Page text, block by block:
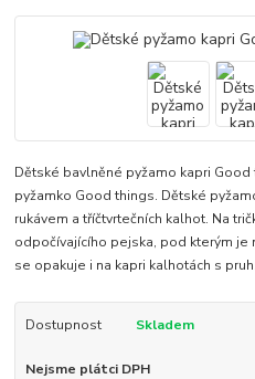
Dětské bavlněné pyžamo kapri
pyžamko Good things. Dětské
rukávem a tříčtvrtečních kalhot. Na
odpočívajícího pejska, pod kterým
se opakuje i na kapri kalhotách s
Dostupnost Skladem
Nejsme plátci DPH